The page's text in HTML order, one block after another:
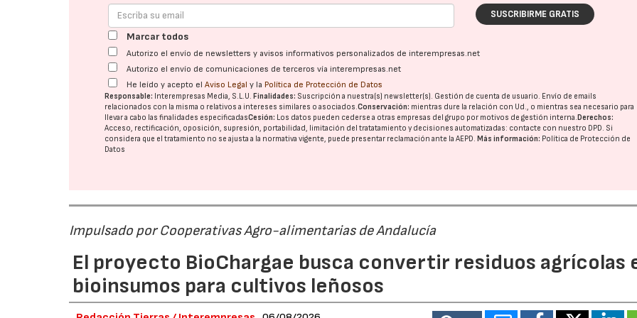
SUSCRIBIRME GRATIS
Marcar todos
Autorizo el envío de newsletters y avisos informativos personalizados de interempresas.net
Autorizo el envío de comunicaciones de terceros vía interempresas.net
He leído y acepto elAviso Legal y la Política de Protección de Datos
Responsable: Interempresas Media, S.L.U.Finalidades: Suscripción a nuestra(s) newsletter(s). Gestión de cuenta de usuario. Envío de emails
relacionados con la misma o relativos a intereses similares o asociados.Conservación: mientras dure la relación con Ud., o mientras sea necesario para
llevar a cabo las finalidades especificadasCesión: Los datos pueden cederse a otras empresas del grupo por motivos de gestión interna.Derechos:
Acceso, rectificación, oposición, supresión, portabilidad, limitación del tratatamiento y decisiones automatizadas: contacte con nuestro DPD . Si
considera que el tratamiento no se ajusta a la normativa vigente, puede presentar reclamación ante laAEPD .Más información: Política de Protección de
Datos
Impulsado por Cooperativas Agro-alimentarias de Andalucía
El proyecto BioChargae busca convertir residuos agrícolas
bioinsumos para cultivos leñosos